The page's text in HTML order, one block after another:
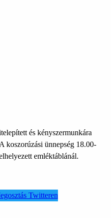
és kényszermunkára
koszorúzási ünnepség 18.00-
emléktáblánál.